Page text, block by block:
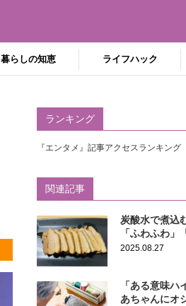
暮らしの知恵 ライフハック
ランキング
『エンタメ』記事アクセスランキング
関連記事
炭酸水で煮込
「ふわふわ」
2025.08.27
「ある意味
あちゃんにオ